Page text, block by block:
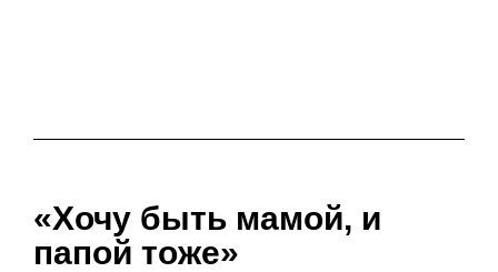
«Хочу быть мамой, и
папой тоже»